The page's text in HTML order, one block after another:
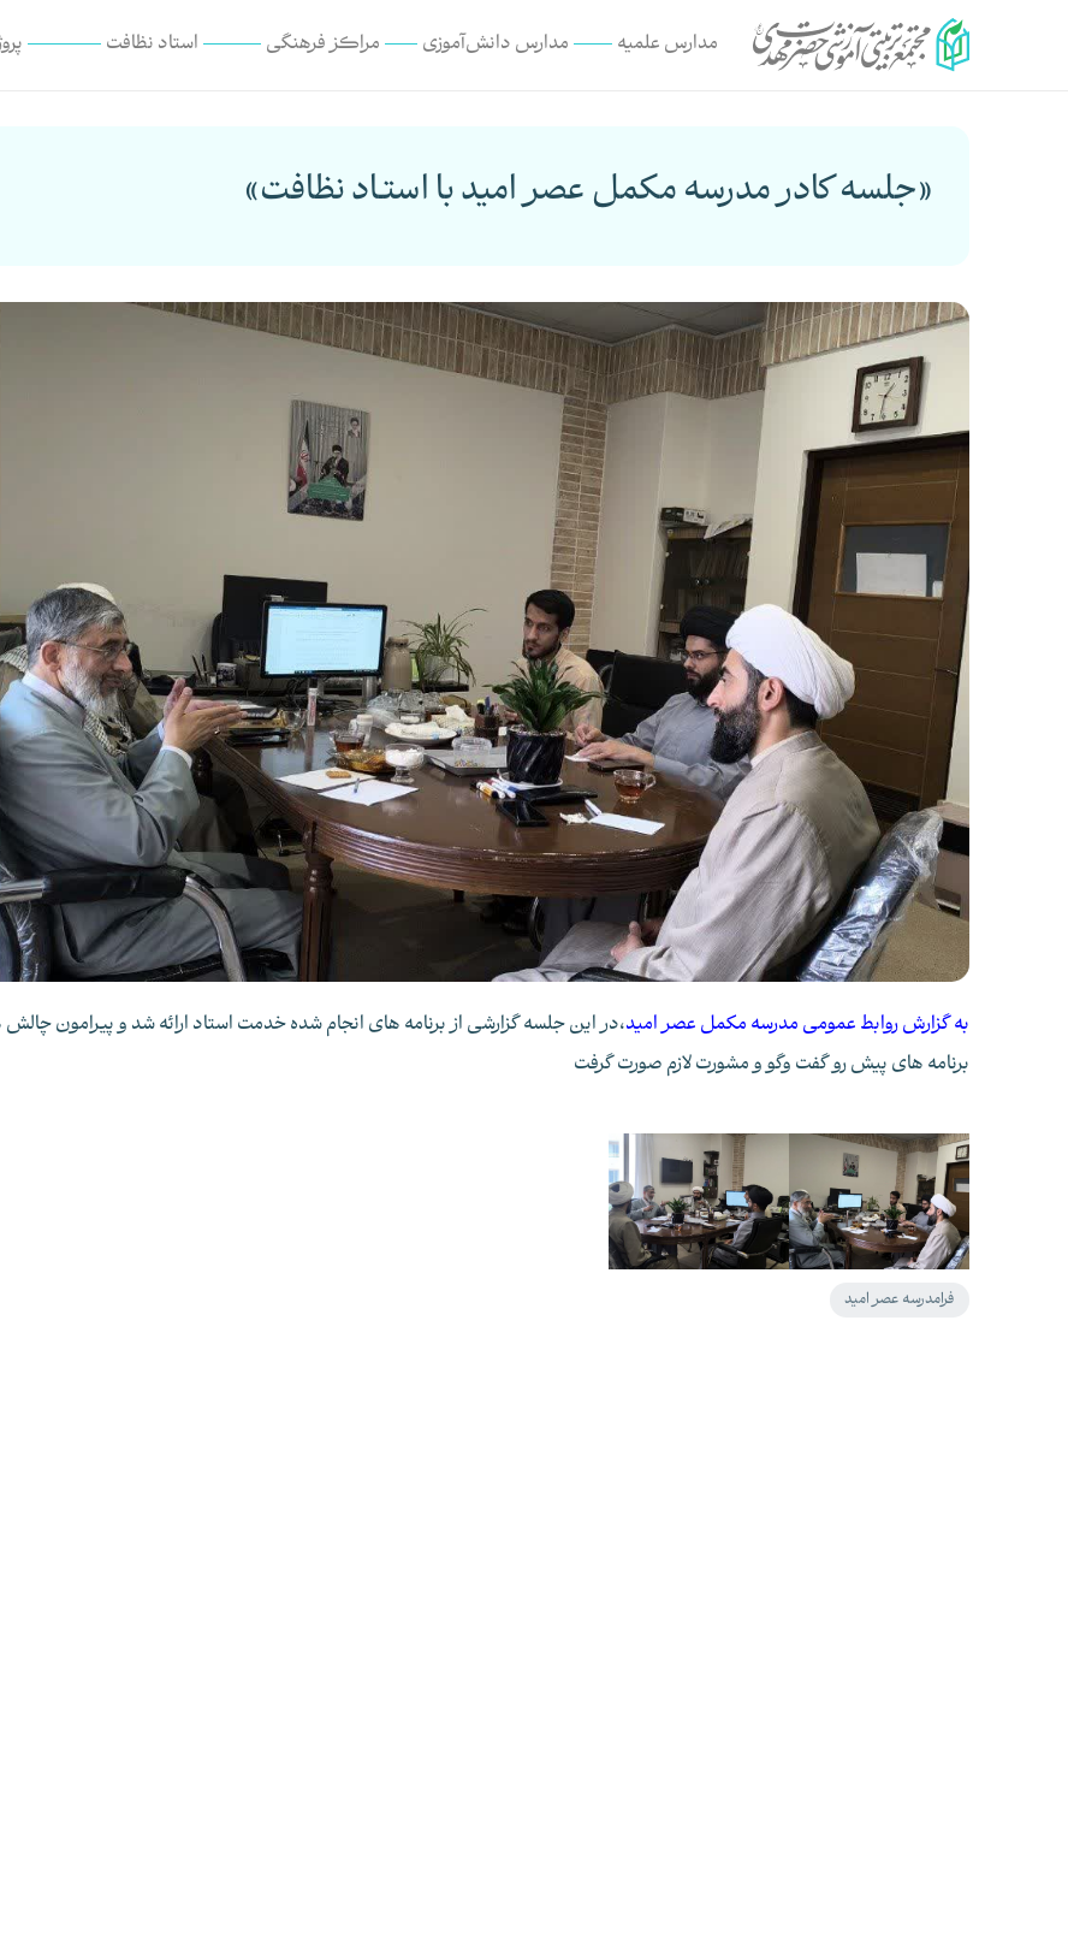
مدارس علمیه مدارس دانش‌آموزی مراکز فرهنگی استاد نظافت
«جلسه کادر مدرسه مکمل عصر امید با استـاد نظافت»
به گزارش روابط عمومی مدرسه مکمل عصر امید،در این جلسه گزارشی از برنامه های انجام شده خدمت استاد ارائه شد و پیرامون چالش
برنامه های پیش رو گفت وگو و مشورت لازم صورت گرفت
فرامدرسه عصر امید